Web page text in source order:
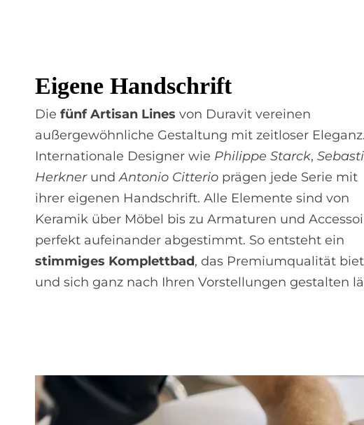
Ei­ge­ne Hand­schrift
Die fünf Artisan Lines von Duravit vereinen
außergewöhnliche Gestaltung mit zeitloser Eleganz.
Internationale Designer wie Philippe Starck,
HerknerundAntonio Citterio prägen jede Serie mit
ihrer eigenen Handschrift. Alle Elemente sind von
Keramik über Möbel bis zu Armaturen und
perfekt aufeinander abgestimmt. So entsteht ein
stimmiges Komplettbad, das Premiumqualität
und sich ganz nach Ihren Vorstellungen gestalten